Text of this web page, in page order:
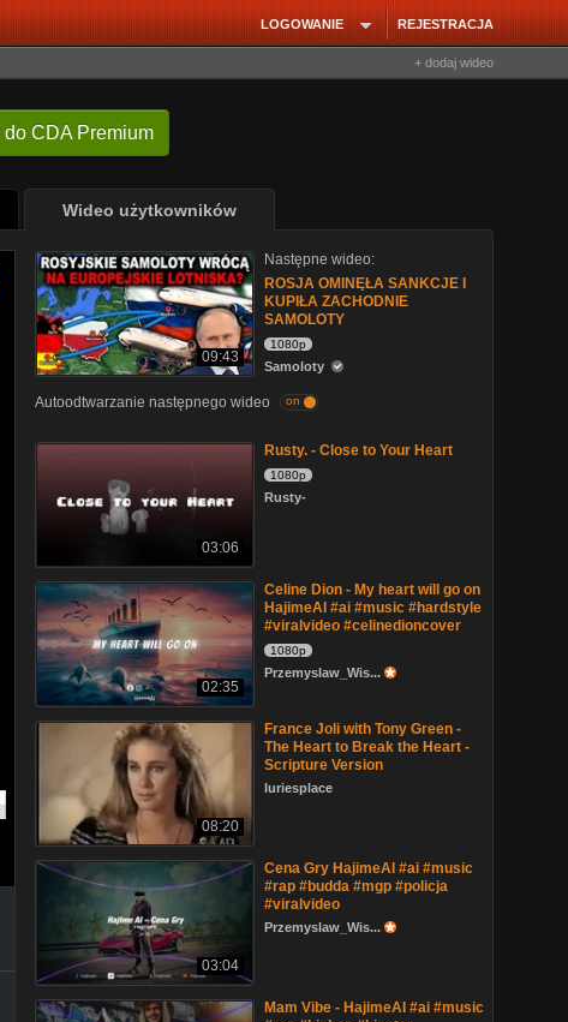
REJESTRACJA
LOGOWANIE
+ dodaj wideo
do CDA Premium
Wideo użytkowników
09:43
Następne wideo:
ROSJA OMINĘŁA SANKCJE I
KUPIŁA ZACHODNIE
SAMOLOTY
1080p
Samoloty
Autoodtwarzanie następnego wideo on
03:06
Rusty. - Close to Your Heart
1080p
Rusty-
02:35
Celine Dion - My heart will go on
HajimeAI #ai #music #hardstyle
#viralvideo #celinedioncover
1080p
Przemyslaw_Wis...
08:20
France Joli with Tony Green -
The Heart to Break the Heart -
Scripture Version
luriesplace
03:04
Cena Gry HajimeAI #ai #music
#rap #budda #mgp #policja
#viralvideo
Przemyslaw_Wis...
Mam Vibe - HajimeAI #ai #music